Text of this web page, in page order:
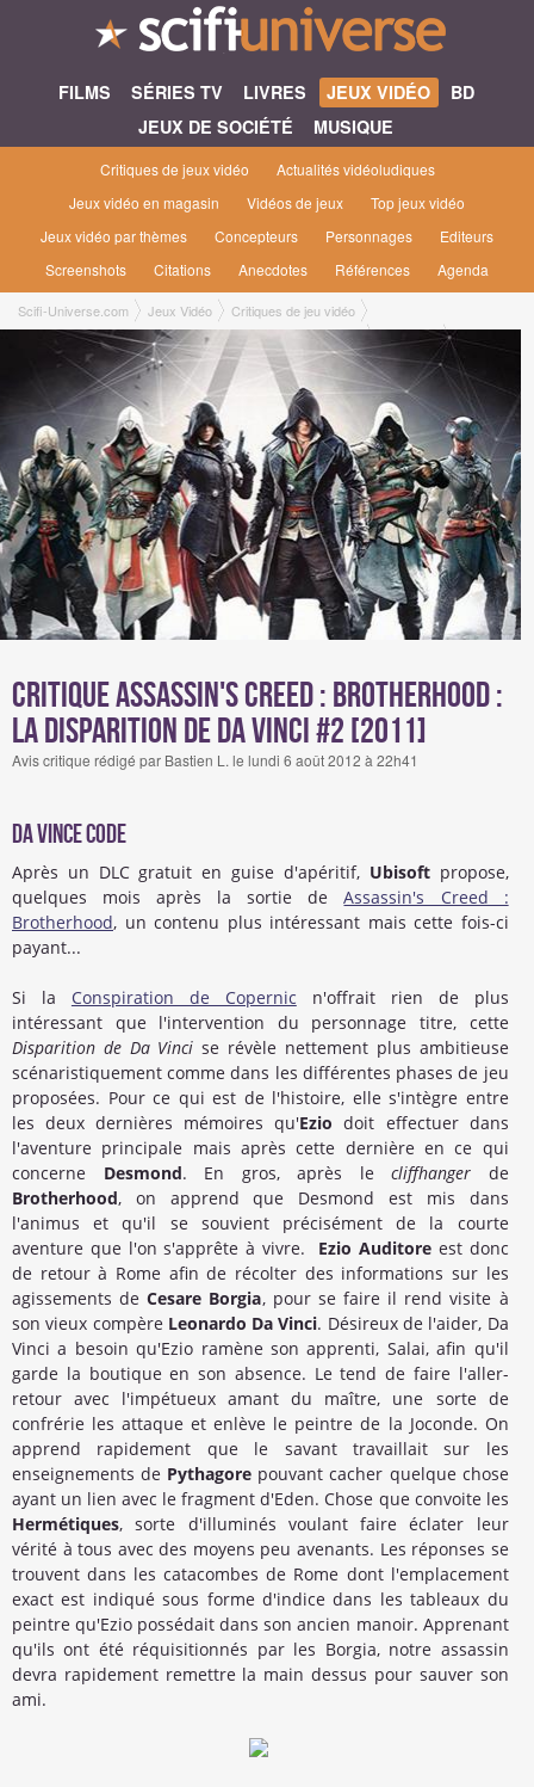
FILMS SÉRIES TV LIVRES JEUX VIDÉO
BD
JEUX DE SOCIÉTÉ
MUSIQUE
Critiques de jeux vidéo
Actualités vidéoludiques
Jeux vidéo en magasin
Vidéos de jeux
Top jeux vidéo
Jeux vidéo par thèmes
Concepteurs Personnages
Editeurs
Screenshots
Citations Anecdotes Références Agenda
Scifi-Universe.com Jeux Vidéo
Critiques de jeu vidéo
Assassin's Creed : Brotherhood : La Disparition de Da Vinci
Bastien L.
Critique Assassin's Creed : Brotherhood :
La Disparition de Da Vinci #2 [2011]
Avis critique rédigé par Bastien L. le lundi 6 août 2012 à 22h41
Da Vince Code
Après un DLC gratuit en guise d'apéritif,Ubisoftpropose,
quelques mois après la sortie deAssassin's Creed :
Brotherhood, un contenu plus intéressant mais cette fois-ci
payant...
Si la Conspiration de Copernic n'offrait rien de plus
intéressant que l'intervention du personnage titre, cette
Disparition de Da Vinci se révèle nettement plus ambitieuse
scénaristiquement comme dans les différentes phases de jeu
proposées. Pour ce qui est de l'histoire, elle s'intègre entre
les deux dernières mémoires qu'Ezio doit effectuer dans
l'aventure principale mais après cette dernière en ce qui
concerne Desmond. En gros, après lecliffhanger de
Brotherhood, on apprend que Desmond est mis dans
l'animus et qu'il se souvient précisément de la courte
aventure que l'on s'apprête à vivre. Ezio Auditore est donc
de retour à Rome afin de récolter des informations sur les
agissements deCesare Borgia, pour se faire il rend visite à
son vieux compère Leonardo Da Vinci. Désireux de l'aider, Da
Vinci a besoin qu'Ezio ramène son apprenti, Salai, afin qu'il
garde la boutique en son absence. Le tend de faire l'aller-
retour avec l'impétueux amant du maître, une sorte de
confrérie les attaque et enlève le peintre de la Joconde. On
apprend rapidement que le savant travaillait sur les
enseignements de Pythagore pouvant cacher quelque chose
ayant un lien avec le fragment d'Eden. Chose que convoite les
Hermétiques, sorte d'illuminés voulant faire éclater leur
vérité à tous avec des moyens peu avenants. Les réponses se
trouvent dans les catacombes de Rome dont l'emplacement
exact est indiqué sous forme d'indice dans les tableaux du
peintre qu'Ezio possédait dans son ancien manoir. Apprenant
qu'ils ont été réquisitionnés par les Borgia, notre assassin
devra rapidement remettre la main dessus pour sauver son
ami.